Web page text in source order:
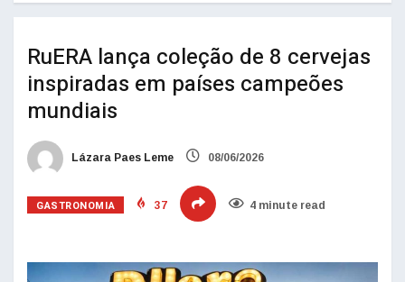
RuERA lança coleção de 8 cervejas
inspiradas em países campeões
mundiais
Lázara Paes Leme 08/06/2026
GASTRONOMIA 37 4 minute read